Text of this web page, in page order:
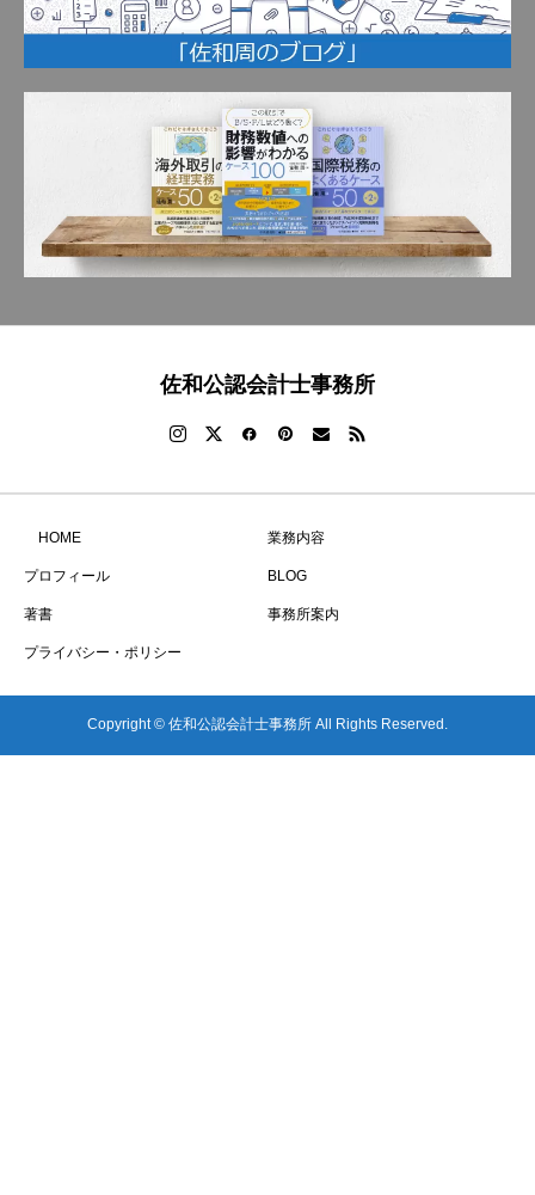
佐和公認会計士事務所
HOME 業務内容
プロフィール BLOG
著書 事務所案内
プライバシー・ポリシー
Copyright © 佐和公認会計士事務所 All Rights Reserved.